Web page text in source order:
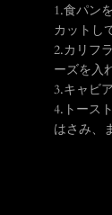
1.食パン
カットし
2.カリフ
ーズを入
3.キャビ
4. トース
はさみ、